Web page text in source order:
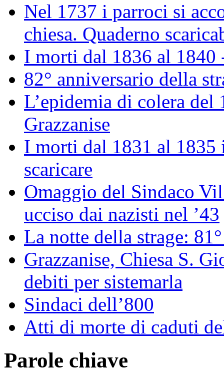
Nel 1737 i parroci si
chiesa. Quaderno
I morti dal 1836 al 1840
82° anniversario della
L’epidemia di colera
Grazzanise
I morti dal 1831 al 1835
scaricare
Omaggio del Sindaco
ucciso dai nazisti nel ’43
La notte della strage:
Grazzanise, Chiesa S.
debiti per sistemarla
Sindaci dell’800
Atti di morte di caduti
Parole chiave